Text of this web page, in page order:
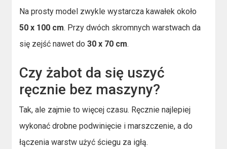
Na prosty model zwykle wystarcza kawałek około
50 x 100 cm. Przy dwóch skromnych warstwach da
się zejść nawet do30 x 70 cm.
Czy żabot da się uszyć
ręcznie bez maszyny?
Tak, ale zajmie to więcej czasu. Ręcznie najlepiej
wykonać drobne podwinięcie i marszczenie, a do
łączenia warstw użyć ściegu za igłą.